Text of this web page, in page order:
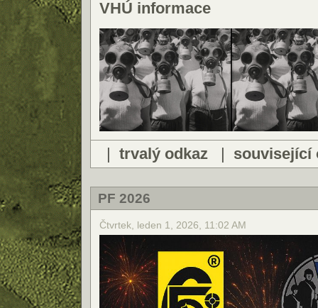
VHÚ informace
| trvalý odkaz | související
PF 2026
Čtvrtek, leden 1, 2026, 11:02 AM